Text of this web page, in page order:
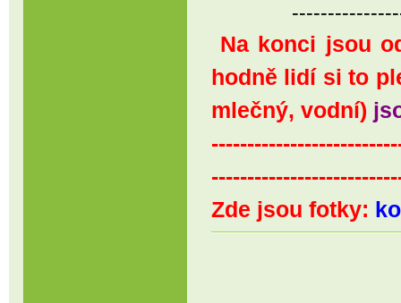
Na konci jsou
hodně lidí si to
mlečný, vodní)
Zde jsou fotky: